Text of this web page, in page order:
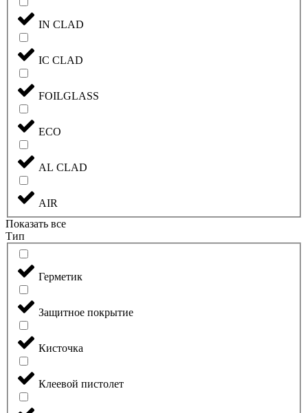
IN CLAD
IC CLAD
FOILGLASS
ECO
AL CLAD
AIR
Показать все
Тип
Герметик
Защитное покрытие
Кисточка
Клеевой пистолет